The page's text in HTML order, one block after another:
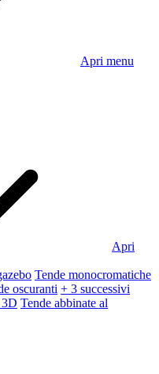
Apri menu
Apri
Tende monocromatiche
oscuranti + 3 successivi
3D Tende abbinate al